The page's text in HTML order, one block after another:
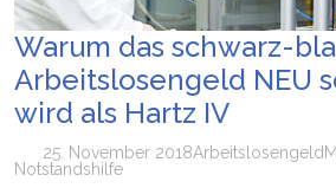
Warum das schwarz-
Arbeitslosengeld NEU
wird als Hartz IV
25. November 2018Arbeitslosengeld
Notstandshilfe